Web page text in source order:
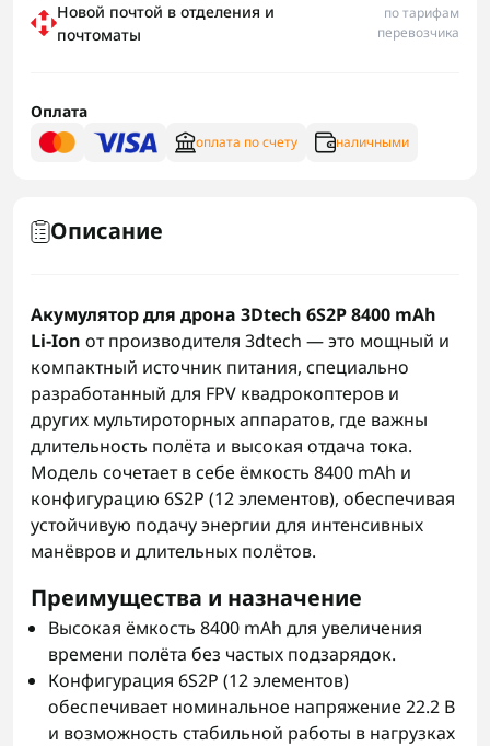
Новой почтой в отделения и
почтоматы
по тарифам
перевозчика
Оплата
оплата по счету наличными
Описание
Акумулятор для дрона 3Dtech 6S2P 8400 mAh
Li-Ion от производителя 3dtech — это мощный и
компактный источник питания, специально
разработанный для FPV квадрокоптеров и
других мультироторных аппаратов, где важны
длительность полёта и высокая отдача тока.
Модель сочетает в себе ёмкость 8400 mAh и
конфигурацию 6S2P (12 элементов), обеспечивая
устойчивую подачу энергии для интенсивных
манёвров и длительных полётов.
Преимущества и назначение
Высокая ёмкость 8400 mAh для увеличения
времени полёта без частых подзарядок.
Конфигурация 6S2P (12 элементов)
обеспечивает номинальное напряжение 22.2 В
и возможность стабильной работы в нагрузках